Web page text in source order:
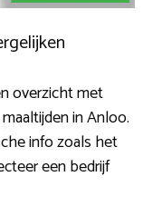
overzicht met
in Anloo.
info zoals het
een bedrijf